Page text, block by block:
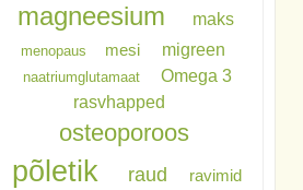
magneesium maks
menopaus mesi migreen
naatriumglutamaat
Omega 3
rasvhapped
osteoporoos
põletik raud ravimid